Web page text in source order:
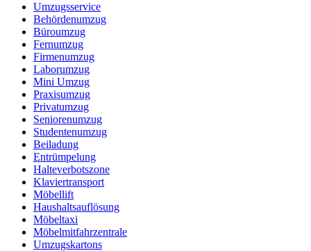
Umzugsservice
Behördenumzug
Büroumzug
Fernumzug
Firmenumzug
Laborumzug
Mini Umzug
Praxisumzug
Privatumzug
Seniorenumzug
Studentenumzug
Beiladung
Entrümpelung
Halteverbotszone
Klaviertransport
Möbellift
Haushaltsauflösung
Möbeltaxi
Möbelmitfahrzentrale
Umzugskartons